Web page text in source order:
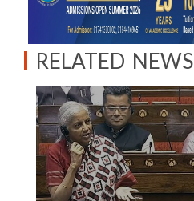
RELATED NEWS